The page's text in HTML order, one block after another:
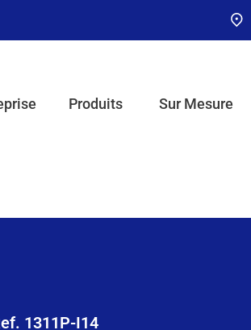
Produits Sur Mesure
1311P-I14